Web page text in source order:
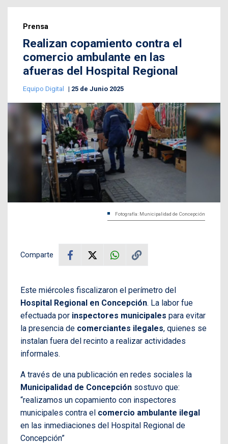
Prensa
Realizan copamiento contra el
comercio ambulante en las
afueras del Hospital Regional
Equipo Digital 25 de Junio 2025
Fotografía: Municipalidad de Concepción
Comparte
Este miércoles fiscalizaron el perímetro del
Hospital Regional en Concepción. La labor fue
efectuada por inspectores municipales para evitar
la presencia de comerciantes ilegales, quienes se
instalan fuera del recinto a realizar actividades
informales.
A través de una publicación en redes sociales la
Municipalidad de Concepción sostuvo que:
“realizamos un copamiento con inspectores
municipales contra el comercio ambulante ilegal
en las inmediaciones del Hospital Regional de
Concepción”